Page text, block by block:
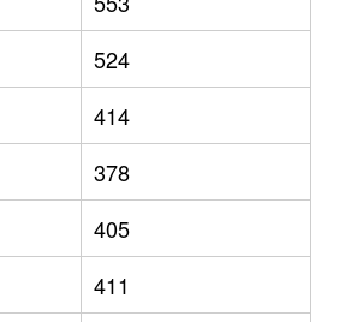
524
414
378
405
411